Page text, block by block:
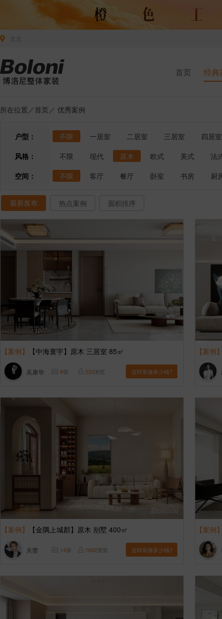
首页 经典
所在位置／首页 ／ 优秀案例
户型： 不限 一居室 二居室 三居室
四居室
风格：
不限 现代 原木 欧式 美式
法
空间：
不限 客厅 餐厅 卧室 书房 厨
最新发布 热点案例 面积排序
【案例】 【中海寰宇】原木 三居室 85㎡
吴康华 8张 533浏览 这样装修多少钱?
【案例
【案例】 【金隅上城郡】原木 别墅 400㎡
关蕾 14张 1692浏览 这样装修多少钱?
【案例